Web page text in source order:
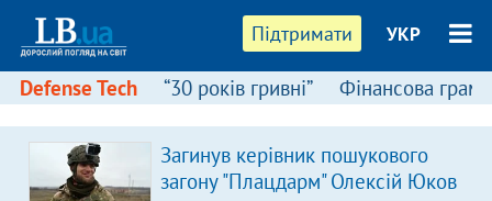
Підтримати УКР
Defense Tech “30 років гривні” Фінансова
Загинув керівник пошукового
загону "Плацдарм" Олексій Юков